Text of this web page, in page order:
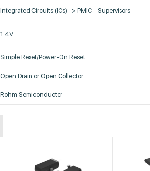
Integrated Circuits (ICs) -> PMIC - Supervisors
1.4V
Simple Reset/Power-On Reset
Open Drain or Open Collector
Rohm Semiconductor